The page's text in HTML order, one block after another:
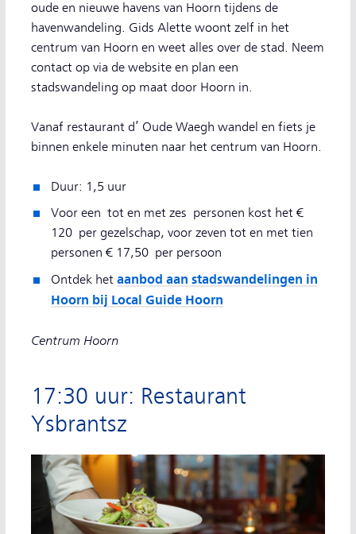
oude en nieuwe havens van Hoorn tijdens de
havenwandeling. Gids Alette woont zelf in het
centrum van Hoorn en weet alles over de stad. Neem
contact op via de website en plan een
stadswandeling op maat door Hoorn in.
Vanaf restaurant d’ Oude Waegh wandel en fiets je
binnen enkele minuten naar het centrum van Hoorn.
Duur: 1,5 uur
Voor een tot en met zes personen kost het €
120 per gezelschap, voor zeven tot en met tien
personen € 17,50 per persoon
Ontdek het aanbod aan stadswandelingen in
Hoorn bij Local Guide Hoorn
Centrum Hoorn
17:30 uur: Restaurant
Ysbrantsz